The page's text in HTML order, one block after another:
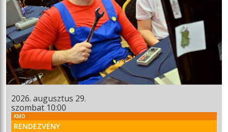
2026. augusztus 29.
szombat 10:00
KMO
RENDEZVÉNY